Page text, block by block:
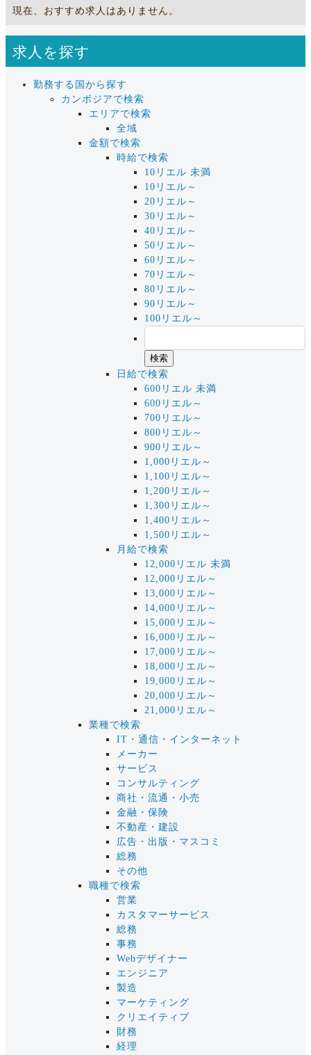
現在、おすすめ求人はありません。
求人を探す
勤務する国から探す
カンボジアで検索
エリアで検索
全域
金額で検索
時給で検索
10リエル 未満
10リエル～
20リエル～
30リエル～
40リエル～
50リエル～
60リエル～
70リエル～
80リエル～
90リエル～
100リエル～
日給で検索
600リエル 未満
600リエル～
700リエル～
800リエル～
900リエル～
1,000リエル～
1,100リエル～
1,200リエル～
1,300リエル～
1,400リエル～
1,500リエル～
月給で検索
12,000リエル 未満
12,000リエル～
13,000リエル～
14,000リエル～
15,000リエル～
16,000リエル～
17,000リエル～
18,000リエル～
19,000リエル～
20,000リエル～
21,000リエル～
業種で検索
IT・通信・インターネット
メーカー
サービス
コンサルティング
商社・流通・小売
金融・保険
不動産・建設
広告・出版・マスコミ
総務
その他
職種で検索
営業
カスタマーサービス
総務
事務
Webデザイナー
エンジニア
製造
マーケティング
クリエイティブ
財務
経理